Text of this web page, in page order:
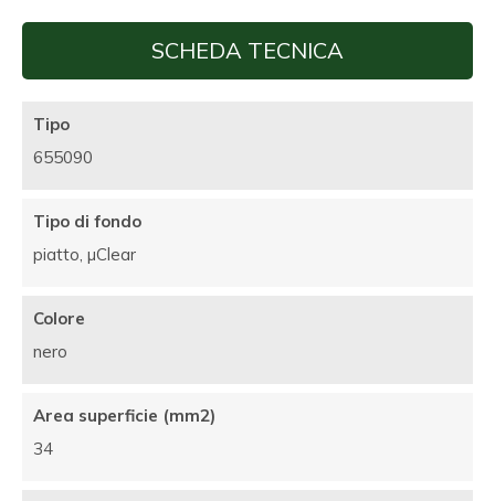
SCHEDA TECNICA
Tipo
655090
Tipo di fondo
piatto, µClear
Colore
nero
Area superficie (mm2)
34